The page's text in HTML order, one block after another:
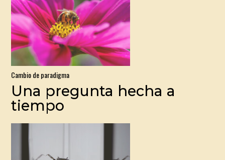
Cambio de paradigma
Una pregunta hecha a
tiempo